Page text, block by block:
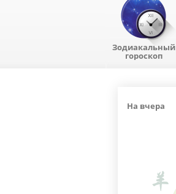
Зодиакальный
гороскоп
На вчера